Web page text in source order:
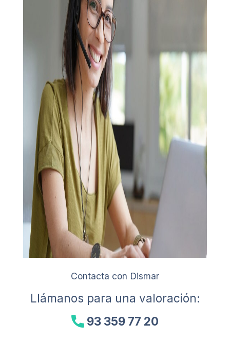
Contacta con Dismar
Llámanos para una valoración:
93 359 77 20